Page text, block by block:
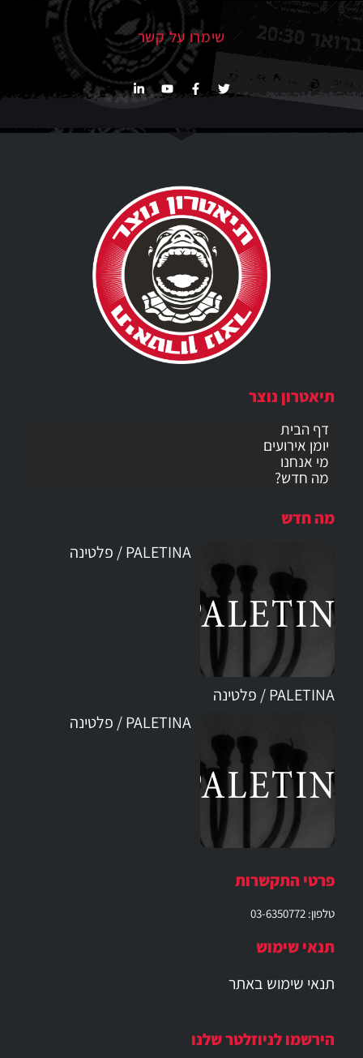
שימרו על קשר
תיאטרון נוצר
דף הבית
יומן אירועים
מי אנחנו
מה חדש?
מה חדש
PALETINA / פלטינה
PALETINA / פלטינה
PALETINA / פלטינה
פרטי התקשרות
טלפון: 03-6350772
תנאי שימוש
תנאי שימוש באתר
הירשמו לניוזלטר שלנו